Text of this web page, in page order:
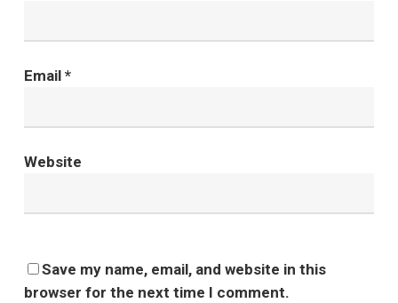
Email *
Website
Save my name, email, and website in this
browser for the next time I comment.